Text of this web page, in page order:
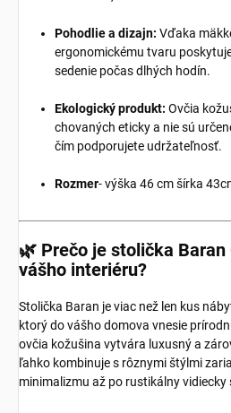
Pohodlie a dizajn: Vďaka
ergonomickému tvaru
sedenie počas dlhých hodín.
Ekologický produkt: Ovčia
chovaných eticky a nie sú
čím podporujete udržateľnosť.
Rozmer- výška 46 cm šírka
🌿 Prečo je stolička
vášho interiéru?
Stolička Baran je viac než len kus
ktorý do vášho domova vnesie
ovčia kožušina vytvára luxusný a
ľahko kombinuje s rôznymi štýlmi
minimalizmu až po rustikálny vidiecky